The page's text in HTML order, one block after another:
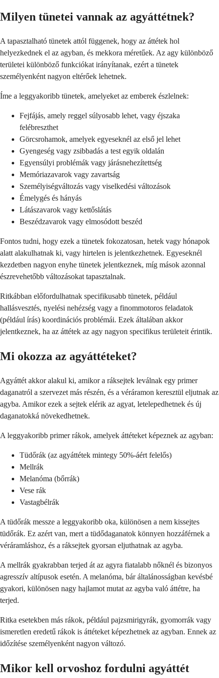
Milyen tünetei vannak az agyáttétnek?
A tapasztalható tünetek attól függenek, hogy az áttétek hol
helyezkednek el az agyban, és mekkora méretűek. Az agy különböző
területei különböző funkciókat irányítanak, ezért a tünetek
személyenként nagyon eltérőek lehetnek.
Íme a leggyakoribb tünetek, amelyeket az emberek észlelnek:
Fejfájás, amely reggel súlyosabb lehet, vagy éjszaka
felébreszthet
Görcsrohamok, amelyek egyeseknél az első jel lehet
Gyengeség vagy zsibbadás a test egyik oldalán
Egyensúlyi problémák vagy járásnehezítettség
Memóriazavarok vagy zavartság
Személyiségváltozás vagy viselkedési változások
Émelygés és hányás
Látászavarok vagy kettőslátás
Beszédzavarok vagy elmosódott beszéd
Fontos tudni, hogy ezek a tünetek fokozatosan, hetek vagy hónapok
alatt alakulhatnak ki, vagy hirtelen is jelentkezhetnek. Egyeseknél
kezdetben nagyon enyhe tünetek jelentkeznek, míg mások azonnal
észrevehetőbb változásokat tapasztalnak.
Ritkábban előfordulhatnak specifikusabb tünetek, például
hallásvesztés, nyelési nehézség vagy a finommotoros feladatok
(például írás) koordinációs problémái. Ezek általában akkor
jelentkeznek, ha az áttétek az agy nagyon specifikus területeit érintik.
Mi okozza az agyáttéteket?
Agyáttét akkor alakul ki, amikor a ráksejtek leválnak egy primer
daganatról a szervezet más részén, és a véráramon keresztül eljutnak az
agyba. Amikor ezek a sejtek elérik az agyat, letelepedhetnek és új
daganatokká növekedhetnek.
A leggyakoribb primer rákok, amelyek áttéteket képeznek az agyban:
Tüdőrák (az agyáttétek mintegy 50%-áért felelős)
Mellrák
Melanóma (bőrrák)
Vese rák
Vastagbélrák
A tüdőrák messze a leggyakoribb oka, különösen a nem kissejtes
tüdőrák. Ez azért van, mert a tüdődaganatok könnyen hozzáférnek a
véráramláshoz, és a ráksejtek gyorsan eljuthatnak az agyba.
A mellrák gyakrabban terjed át az agyra fiatalabb nőknél és bizonyos
agresszív altípusok esetén. A melanóma, bár általánosságban kevésbé
gyakori, különösen nagy hajlamot mutat az agyba való áttétre, ha
terjed.
Ritka esetekben más rákok, például pajzsmirigyrák, gyomorrák vagy
ismeretlen eredetű rákok is áttéteket képezhetnek az agyban. Ennek az
időzítése személyenként nagyon változó.
Mikor kell orvoshoz fordulni agyáttét